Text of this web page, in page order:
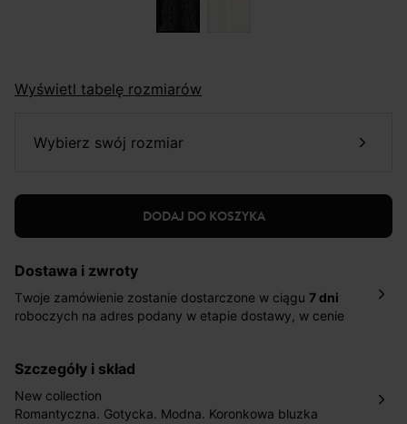
Wyświetl tabelę rozmiarów
wybierz swój rozmiar
DODAJ DO KOSZYKA
Dostawa i zwroty
Twoje zamówienie zostanie dostarczone w ciągu 7 dni
roboczych na adres podany w etapie dostawy, w cenie
pośrednictwem DHL Express.
Nowość: Zamówienia dostarczamy w ciągu 4-6 dni
roboczych do wybranego przez Ciebie paczkomatu , a
szczegóły i skład
New collection
Romantyczna. Gotycka. Modna. Koronkowa bluzka